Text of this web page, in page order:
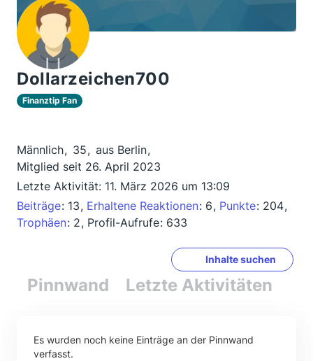
Dollarzeichen700
Finanztip Fan
Männlich 35
aus Berlin
Mitglied seit 26. April 2023
Letzte Aktivität: 11. März 2026 um 13:09
Beiträge 13 Erhaltene Reaktionen 6 Punkte 204
Trophäen 2 Profil-Aufrufe 633
Inhalte suchen
Pinnwand Letzte Aktivitäten
Es wurden noch keine Einträge an der Pinnwand
verfasst.